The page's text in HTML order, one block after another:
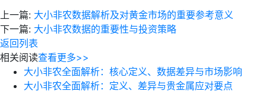
上一篇: 大小非农数据解析及对黄金市场的重要参考意义
下一篇: 大小非农数据的重要性与投资策略
返回列表
相关阅读查看更多>>
大小非农全面解析：核心定义、数据差异与市场影响
大小非农全面解析：定义、差异与贵金属应对要点